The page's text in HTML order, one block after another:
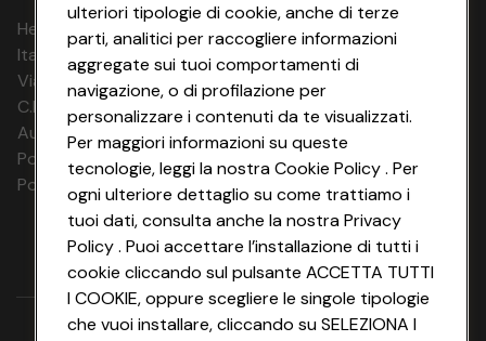
HeyConad Viaggi è un servizio gestito da
Italia Travel Marketing S.r.l.
Via Chiesolina 8 | 37066 Sommacampagna (VR)
C.F. e P.IVA: 03816060234
Aut. Prov Verona n. 4737/10
Polizza Ass. RC n. 177765037
Polizza Ass. Protection n. 6006000083/F
ulteriori tipologie di cookie, anche di terze
parti, analitici per raccogliere informazioni
aggregate sui tuoi comportamenti di
navigazione, o di profilazione per
personalizzare i contenuti da te visualizzati.
Per maggiori informazioni su queste
tecnologie, leggi la nostra Cookie Policy . Per
ogni ulteriore dettaglio su come trattiamo i
tuoi dati, consulta anche la nostra Privacy
Policy . Puoi accettare l’installazione di tutti i
cookie cliccando sul pulsante ACCETTA TUTTI
I COOKIE, oppure scegliere le singole tipologie
che vuoi installare, cliccando su SELEZIONA I